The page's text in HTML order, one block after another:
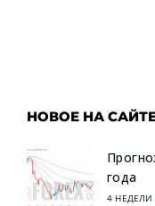
НОВОЕ НА
года
4 НЕДЕЛИ